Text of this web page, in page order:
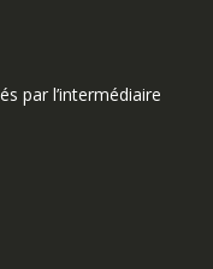
par l’intermédiaire